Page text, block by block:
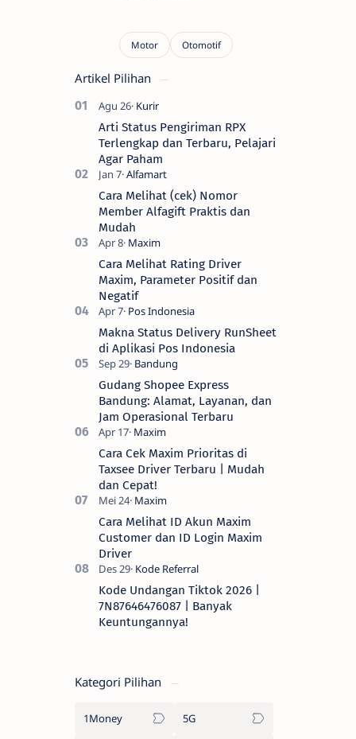
Artikel Pilihan
Arti Status Pengiriman RPX
Terlengkap dan Terbaru, Pelajari
Agar Paham
Cara Melihat (cek) Nomor
Member Alfagift Praktis dan
Mudah
Cara Melihat Rating Driver
Maxim, Parameter Positif dan
Negatif
Makna Status Delivery RunSheet
di Aplikasi Pos Indonesia
Gudang Shopee Express
Bandung: Alamat, Layanan, dan
Jam Operasional Terbaru
Cara Cek Maxim Prioritas di
Taxsee Driver Terbaru | Mudah
dan Cepat!
Cara Melihat ID Akun Maxim
Customer dan ID Login Maxim
Driver
Kode Undangan Tiktok 2026 |
7N87646476087 | Banyak
Keuntungannya!
Kategori Pilihan
1Money 5G